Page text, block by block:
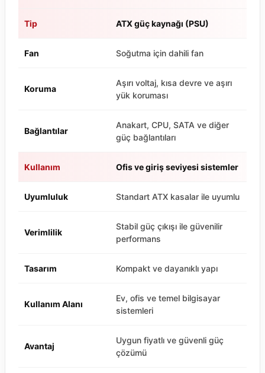
Tip ATX güç kaynağı (PSU)
Fan Soğutma için dahili fan
Koruma
Aşırı voltaj, kısa devre ve aşırı
yük koruması
Bağlantılar
Anakart, CPU, SATA ve diğer
güç bağlantıları
Kullanım Ofis ve giriş seviyesi sistemler
Uyumluluk Standart ATX kasalar ile uyumlu
Verimlilik
Stabil güç çıkışı ile güvenilir
performans
Tasarım Kompakt ve dayanıklı yapı
Kullanım Alanı
Ev, ofis ve temel bilgisayar
sistemleri
Avantaj
Uygun fiyatlı ve güvenli güç
çözümü